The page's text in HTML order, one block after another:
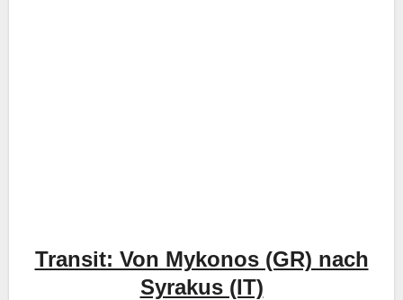
Transit: Von Mykonos (GR) nach
Syrakus (IT)